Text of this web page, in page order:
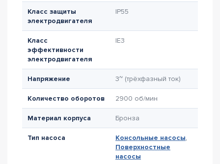
Класс защиты
электродвигателя
IP55
Класс
эффективности
электродвигателя
IE3
Напряжение 3~ (трёхфазный ток)
Количество оборотов 2900 об/мин
Материал корпуса Бронза
Тип насоса Консольные насосы,
Поверхностные
насосы